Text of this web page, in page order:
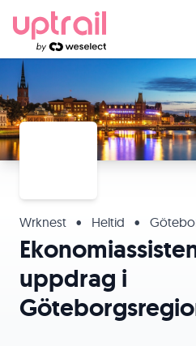
Wrknest • Heltid •
uppdrag i